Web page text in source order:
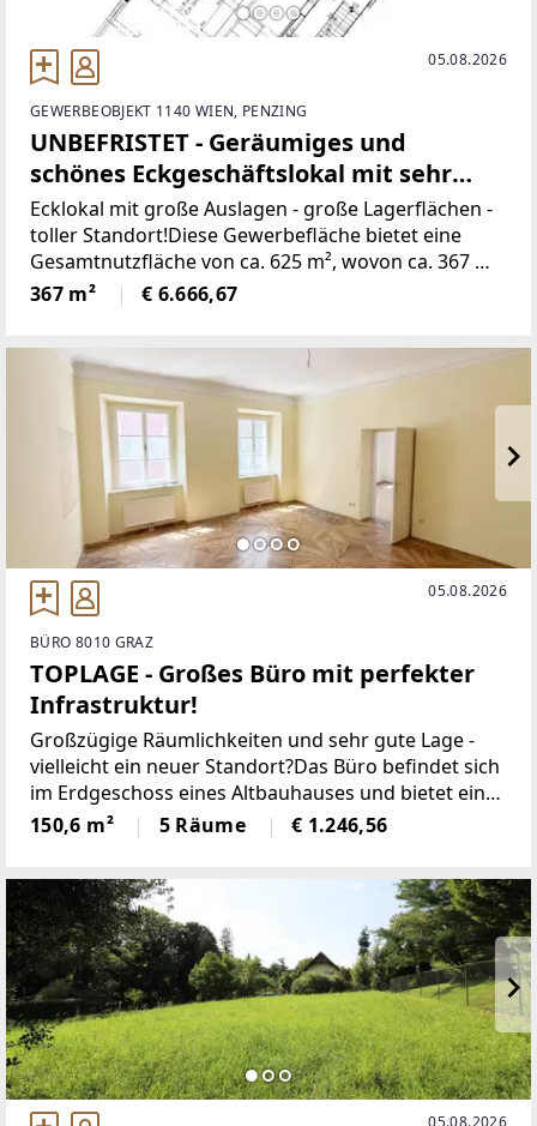
05.08.2026
GEWERBEOBJEKT 1140 WIEN, PENZING
UNBEFRISTET - Geräumiges und
schönes Eckgeschäftslokal mit sehr
guter Infrastruktur! Keine
Gastronomie!
Ecklokal mit große Auslagen - große Lagerflächen -
toller Standort!Diese Gewerbefläche bietet eine
Gesamtnutzfläche von ca. 625 m², wovon ca. 367 m²
im Erdgeschoss als Verkaufsfläche und ca. 258 m²
als Lagerfläche im Kellergeschoss zur Verfügung
367 m² € 6.666,67
05.08.2026
BÜRO 8010 GRAZ
TOPLAGE - Großes Büro mit perfekter
Infrastruktur!
Großzügige Räumlichkeiten und sehr gute Lage -
vielleicht ein neuer Standort?Das Büro befindet sich
im Erdgeschoss eines Altbauhauses und bietet eine
Nutzfläche von c. 151 m².Raumaufteilung:+ 5 Räume
mit unterschiedlichen Grüßen+ Küche+
150,6 m² 5 Räume € 1.246,56
05.08.2026